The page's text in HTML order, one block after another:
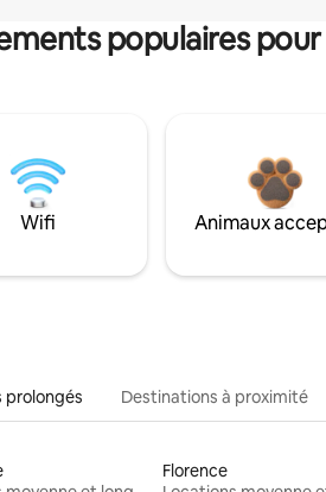
populaires
Wifi Animaux
prolongés Destinations à proximité
Florence